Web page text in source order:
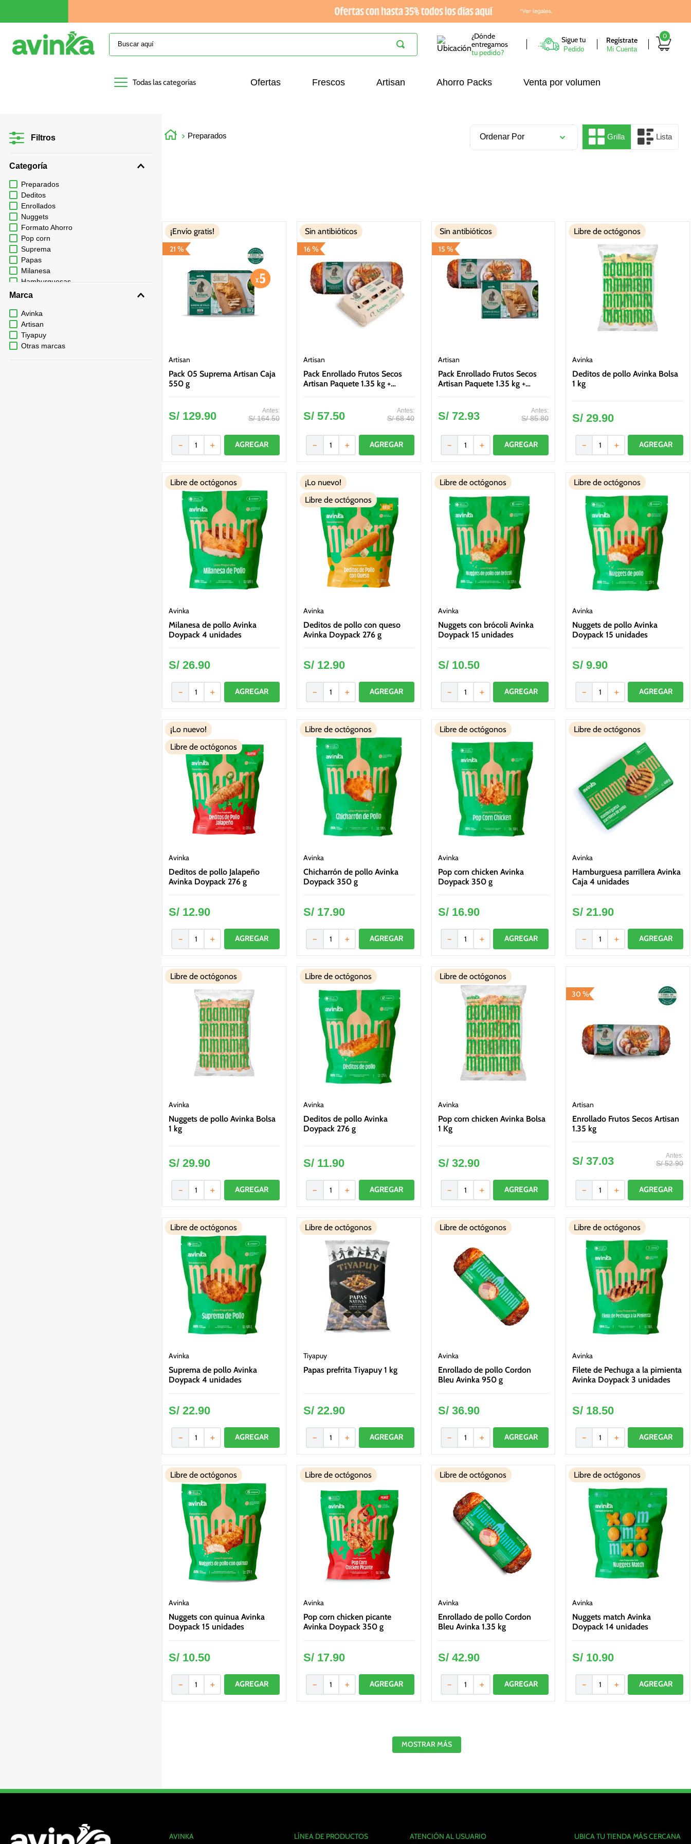
Buscar aquí
¿Dónde
entregamos
tu pedido?
Sigue tu
Pedido
0
Todas las categorías Ofertas Frescos Artisan Ahorro Packs Venta por volumen
Filtros
Categoría
Preparados
Deditos
Enrollados
Nuggets
Formato Ahorro
Pop corn
Suprema
Papas
Milanesa
Hamburguesas
Marca
Avinka
Artisan
Tiyapuy
Otras marcas
Preparados Ordenar Por
21 %
¡Envío gratis!
Artisan
Pack 05 Suprema Artisan Caja
550 g
S/ 164.50
S/ 129.90
＋
－
16 %
Sin antibióticos
Artisan
Pack Enrollado Frutos Secos
Artisan Paquete 1.35 kg +
S/ 68.40
S/ 57.50
＋
－
15 %
Sin antibióticos
Artisan
Pack Enrollado Frutos Secos
Artisan Paquete 1.35 kg +
S/ 85.80
S/ 72.93
＋
－
Libre de octógonos
Avinka
Deditos de pollo Avinka Bolsa
1 kg
S/ 29.90
＋
－
Libre de octógonos
Avinka
Milanesa de pollo Avinka
Doypack 4 unidades
S/ 26.90
＋
－
¡Lo nuevo!
Libre de octógonos
Avinka
Deditos de pollo con queso
Avinka Doypack 276 g
S/ 12.90
＋
－
Libre de octógonos
Avinka
Nuggets con brócoli Avinka
Doypack 15 unidades
S/ 10.50
＋
－
Libre de octógonos
Avinka
Nuggets de pollo Avinka
Doypack 15 unidades
S/ 9.90
＋
－
¡Lo nuevo!
Libre de octógonos
Avinka
Deditos de pollo Jalapeño
Avinka Doypack 276 g
S/ 12.90
＋
－
Libre de octógonos
Avinka
Chicharrón de pollo Avinka
Doypack 350 g
S/ 17.90
＋
－
Libre de octógonos
Avinka
Pop corn chicken Avinka
Doypack 350 g
S/ 16.90
＋
－
Libre de octógonos
Avinka
Hamburguesa parrillera Avinka
Caja 4 unidades
S/ 21.90
＋
－
Libre de octógonos
Avinka
Nuggets de pollo Avinka Bolsa
1 kg
S/ 29.90
＋
－
Libre de octógonos
Avinka
Deditos de pollo Avinka
Doypack 276 g
S/ 11.90
＋
－
Libre de octógonos
Avinka
Pop corn chicken Avinka Bolsa
1 Kg
S/ 32.90
＋
－
30 %
Artisan
Enrollado Frutos Secos Artisan
1.35 kg
S/ 52.90
S/ 37.03
＋
－
Libre de octógonos
Avinka
Suprema de pollo Avinka
Doypack 4 unidades
S/ 22.90
＋
－
Libre de octógonos
Tiyapuy
Papas prefrita Tiyapuy 1 kg
S/ 22.90
＋
－
Libre de octógonos
Avinka
Enrollado de pollo Cordon
Bleu Avinka 950 g
S/ 36.90
＋
－
Libre de octógonos
Avinka
Filete de Pechuga a la pimienta
Avinka Doypack 3 unidades
S/ 18.50
＋
－
Libre de octógonos
Avinka
Nuggets con quinua Avinka
Doypack 15 unidades
S/ 10.50
＋
－
Libre de octógonos
Avinka
Pop corn chicken picante
Avinka Doypack 350 g
S/ 17.90
＋
－
Libre de octógonos
Avinka
Enrollado de pollo Cordon
Bleu Avinka 1.35 kg
S/ 42.90
＋
－
Libre de octógonos
Avinka
Nuggets match Avinka
Doypack 14 unidades
S/ 10.90
＋
－
MOSTRAR MÁS
AVINKA LÍNEA DE PRODUCTOS ATENCIÓN AL USUARIO UBICA TU TIENDA MÁS CERCANA